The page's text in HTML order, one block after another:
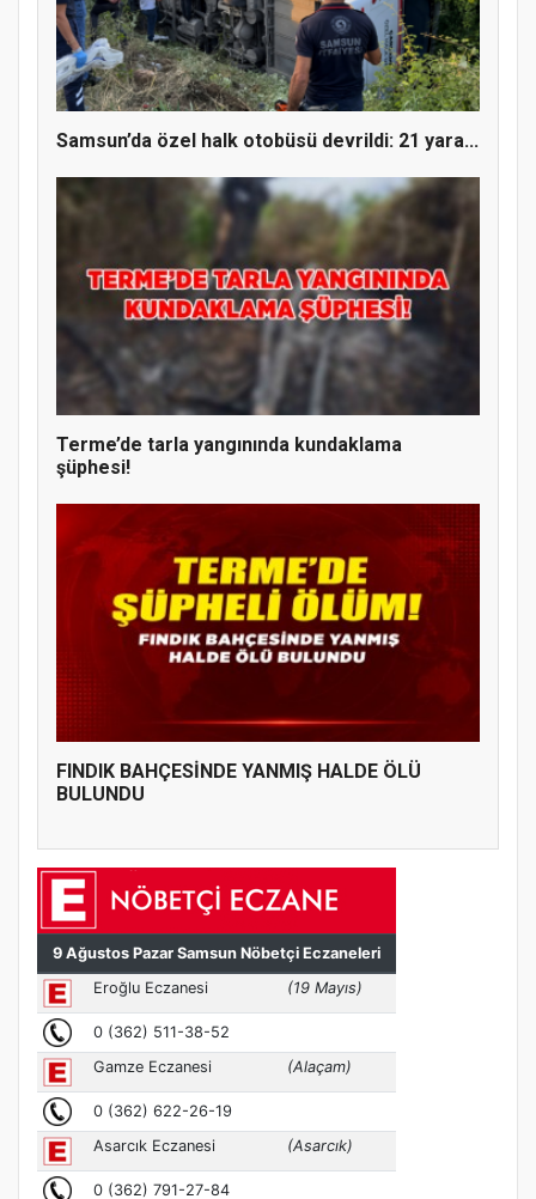
Samsun’da özel halk otobüsü devrildi: 21 yara...
Terme’de tarla yangınında kundaklama
şüphesi!
FINDIK BAHÇESİNDE YANMIŞ HALDE ÖLÜ
BULUNDU